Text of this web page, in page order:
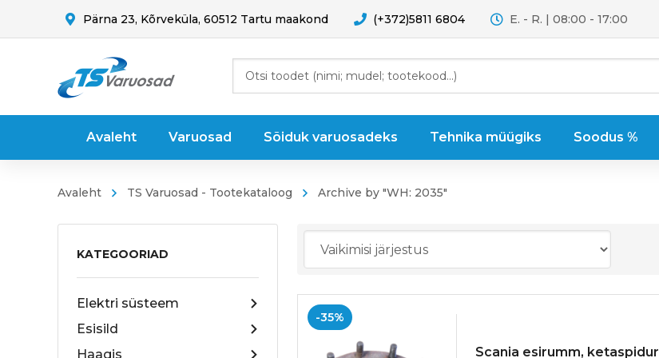
Pärna 23, Kõrveküla, 60512 Tartu maakond (+372)5811 6804 E. - R. | 08:00 - 17:00
Avaleht Varuosad Sõiduk varuosadeks Tehnika müügiks Soodus %
Avaleht TS Varuosad - Tootekataloog Archive by "WH: 2035"
KATEGOORIAD
Elektri süsteem
Esisild
Haagis
-35%
Scania esirumm, ketaspidur